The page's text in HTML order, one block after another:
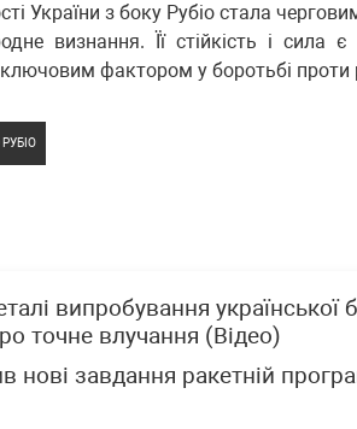
України з боку Рубіо стала
визнання. Її стійкість і сила
фактором у боротьбі проти
випробування української
точне влучання (Відео)
нові завдання ракетній